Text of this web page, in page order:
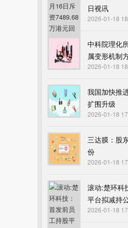
日视讯
2026-01-18
中科院理化
属变形机制
2026-01-18
我国加快推
扩围升级
2026-01-18
三达膜：股
份
2026-01-18
滚动:楚环科
平台拟减持
2026-01-18